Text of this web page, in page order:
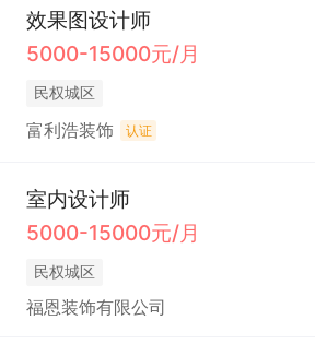
效果图设计师
5000-15000元/月
民权城区
富利浩装饰 认证
室内设计师
5000-15000元/月
民权城区
福恩装饰有限公司